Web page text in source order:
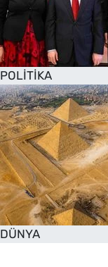
POLİTİKA
DÜNYA